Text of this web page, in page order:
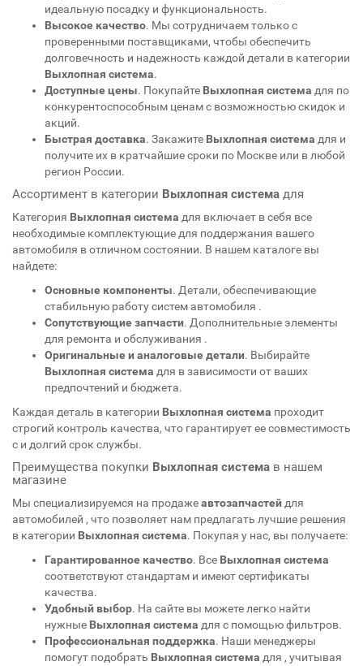
идеальную посадку и функциональность.
Высокое качество. Мы сотрудничаем только с
проверенными поставщиками, чтобы обеспечить
долговечность и надежность каждой детали в категории
Выхлопная система.
Доступные цены. Покупайте Выхлопная система для по
конкурентоспособным ценам с возможностью скидок и
акций.
Быстрая доставка. Закажите Выхлопная система для и
получите их в кратчайшие сроки по Москве или в любой
регион России.
Ассортимент в категории Выхлопная система для
Категория Выхлопная система для включает в себя все
необходимые комплектующие для поддержания вашего
автомобиля в отличном состоянии. В нашем каталоге вы
найдете:
Основные компоненты. Детали, обеспечивающие
стабильную работу систем автомобиля .
Сопутствующие запчасти. Дополнительные элементы
для ремонта и обслуживания .
Оригинальные и аналоговые детали. Выбирайте
Выхлопная система для в зависимости от ваших
предпочтений и бюджета.
Каждая деталь в категории Выхлопная система проходит
строгий контроль качества, что гарантирует ее совместимость
с и долгий срок службы.
Преимущества покупки Выхлопная система в нашем
магазине
Мы специализируемся на продажеавтозапчастей для
автомобилей , что позволяет нам предлагать лучшие решения
в категории Выхлопная система. Покупая у нас, вы получаете:
Гарантированное качество. Все Выхлопная система
соответствуют стандартам и имеют сертификаты
качества.
Удобный выбор. На сайте вы можете легко найти
нужные Выхлопная система для с помощью фильтров.
Профессиональная поддержка. Наши менеджеры
помогут подобрать Выхлопная система для , учитывая